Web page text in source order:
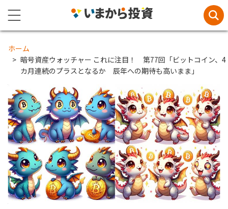
ホーム
暗号資産ウォッチャー これに注目！ 第77回「ビットコイン、4
カ月連続のプラスとなるか 辰年への期待も高いまま」